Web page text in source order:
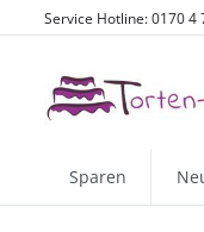
Service Hotline: 0170 4
Sparen